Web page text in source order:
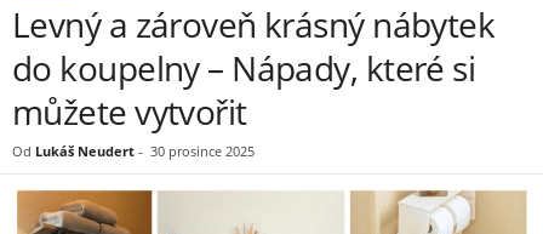
Levný a zároveň krásný nábytek
do koupelny – Nápady, které si
můžete vytvořit
Od Lukáš Neudert - 30 prosince 2025